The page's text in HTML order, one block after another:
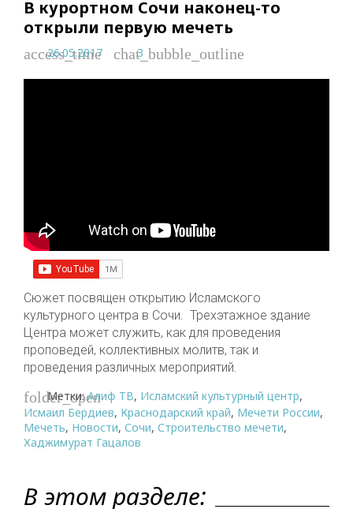
В курортном Сочи наконец-то
открыли первую мечеть
access_time
26.05.2017 chat_bubble_outline
3
Сюжет посвящен открытию Исламского
культурного центра в Сочи. Трехэтажное здание
Центра может служить, как для проведения
проповедей, коллективных молитв, так и
проведения различных мероприятий.
folder_open
Метки:Алиф ТВ, Исламский культурный центр,
Исмаил Бердиев, Краснодарский край, Мечети России,
Мечеть, Новости, Сочи, Строительство мечети,
Хаджимурат Гацалов
В этом разделе: